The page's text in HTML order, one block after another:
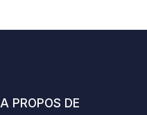
A PROPOS DE